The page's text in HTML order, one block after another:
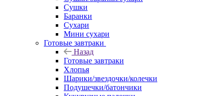
Сушки
Баранки
Сухари
Мини сухари
Готовые завтраки
Назад
Готовые завтраки
Хлопья
Шарики/звездочки/колечки
Подушечки/батончики